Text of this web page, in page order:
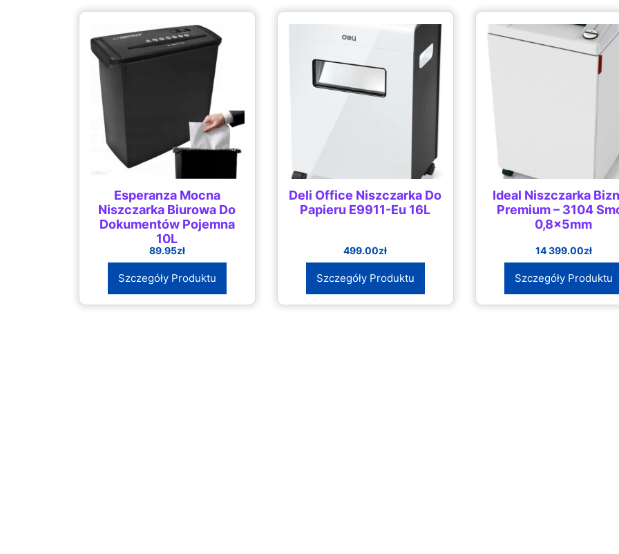
Esperanza Mocna
Niszczarka Biurowa Do
Dokumentów Pojemna
10L
89.95zł
Szczegóły Produktu
Deli Office Niszczarka Do
Papieru E9911-Eu 16L
499.00zł
Szczegóły Produktu
Ideal Niszczarka
Premium – 3104
0,8x5mm
14 399.00zł
Szczegóły Produktu